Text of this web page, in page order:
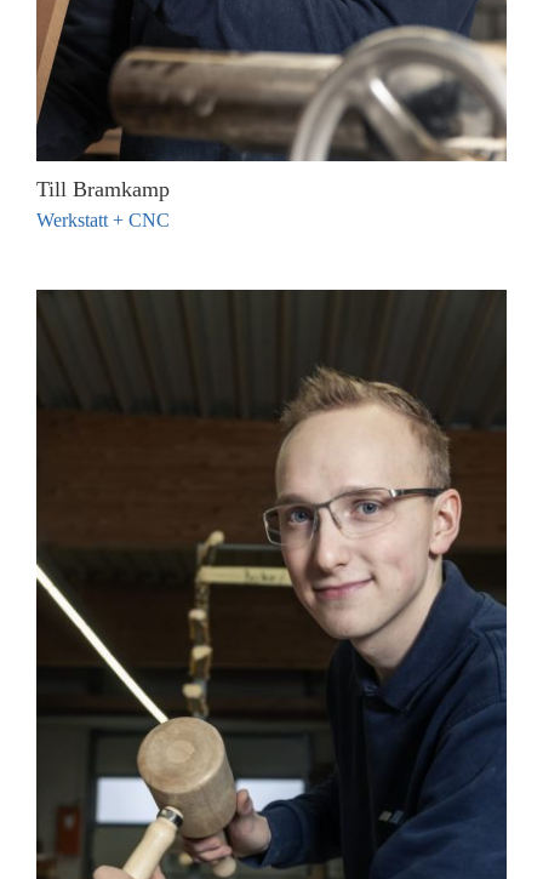
Till Bramkamp
Werkstatt + CNC